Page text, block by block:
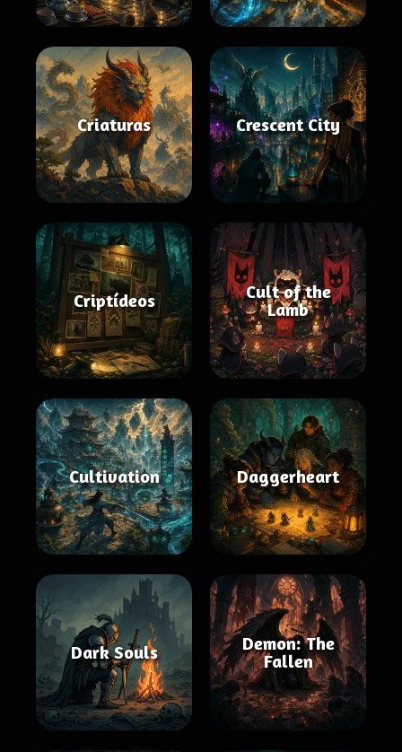
Criaturas Crescent City
Criptídeos
Cult of the
Lamb
Cultivation Daggerheart
Dark Souls
Demon: The
Fallen